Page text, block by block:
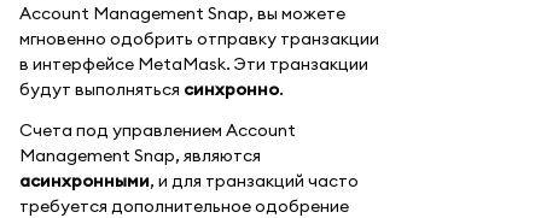
Account Management Snap, вы можете
мгновенно одобрить отправку транзакции
в интерфейсе MetaMask. Эти транзакции
будут выполняться синхронно.
Счета под управлением Account
Management Snap, являются
асинхронными, и для транзакций часто
требуется дополнительное одобрение